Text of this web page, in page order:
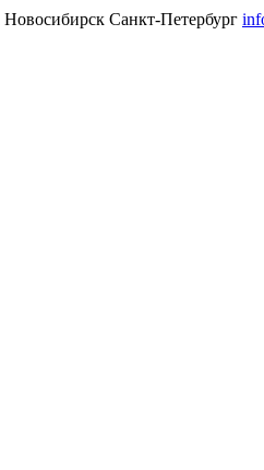
Новосибирск Санкт-Петербург